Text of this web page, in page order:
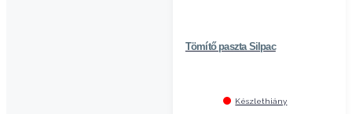
Tömítő paszta Silpac
Készlethiány